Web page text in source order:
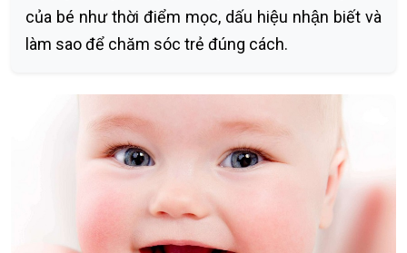
của bé như thời điểm mọc, dấu hiệu nhận biết và
làm sao để chăm sóc trẻ đúng cách.